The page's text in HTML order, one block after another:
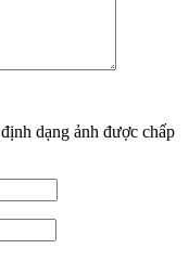
dạng ảnh được chấp